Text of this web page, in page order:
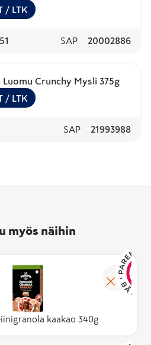
/ LTK
SAP 20002886
Crunchy Mysli 375g
/ LTK
SAP 21993988
myös näihin
kaakao 340g